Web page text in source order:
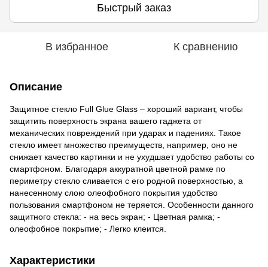
Быстрый заказ
В избранное К сравнению
Описание
Защитное стекло Full Glue Glass – хороший вариант, чтобы
защитить поверхность экрана вашего гаджета от
механических повреждений при ударах и падениях. Такое
стекло имеет множество преимуществ, например, оно не
снижает качество картинки и не ухудшает удобство работы со
смартфоном. Благодаря аккуратной цветной рамке по
периметру стекло сливается с его родной поверхностью, а
нанесенному слою олеофобного покрытия удобство
пользования смартфоном не теряется. Особенности данного
защитного стекла: - на весь экран; - Цветная рамка; -
олеофобное покрытие; - Легко клеится.
Характеристики